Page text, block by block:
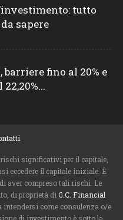
tutto
sapere
barriere fino al 20% e
significativi per il capitale,
eccedere il capitale iniziale. È
aver compreso tali rischi. Le
di proprietà di G.C. Financial
intendersi come consulenza o/e